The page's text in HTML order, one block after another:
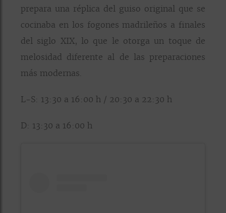
prepara una réplica del guiso original que se
cocinaba en los fogones madrileños a finales
del siglo XIX, lo que le otorga un toque de
melosidad diferente al de las preparaciones
más modernas.
L-S: 13:30 a 16:00 h / 20:30 a 22:30 h
D: 13:30 a 16:00 h